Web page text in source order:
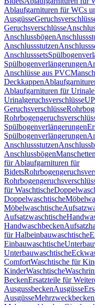
Ablaufgarnituren für WCs
Ausgüsse
Geruchsverschlüsse
Anschlussbögen
Anschlussstutzen
Anschlusssets
Spülbogenverlängerungen
Anschlüsse aus PVC
Deckkappen
Ablaufgarnituren für Urinale
Urinalgeruchsverschlüsse
Geruchsverschlüsse
Spülbogenverlängerungen
Spülbogenverlängerungen
Anschlussstutzen
AnschlussbögenManschetten
für Ablaufgarnituren für
Bidets
für Waschtische
Doppelwaschtische
Möbelwaschtische
Aufsatzwaschtische
Handwaschbecken
für Halbeinbauwaschtische
Einbauwaschtische
Unterbauwaschtische
ComfortWaschtische für
KinderWaschtische
BeckenErsatzteile für
AusgussbeckenAusgüsse
AusgüsseMehrzweckbecken